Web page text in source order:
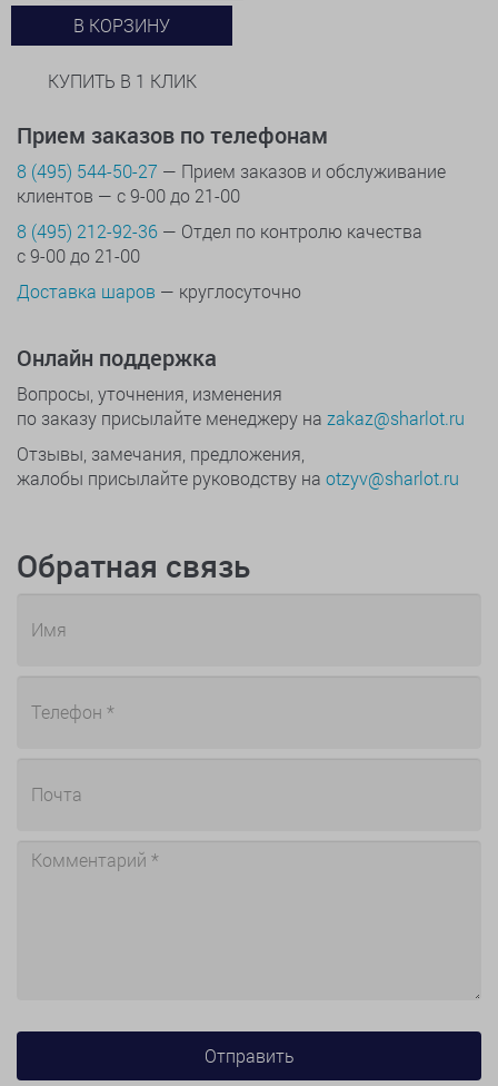
В КОРЗИНУ
КУПИТЬ В 1 КЛИК
Прием заказов по телефонам
8 (495) 544-50-27 — Прием заказов и обслуживание
клиентов — с 9-00 до 21-00
8 (495) 212-92-36 — Отдел по контролю качества
с 9-00 до 21-00
Доставка шаров — круглосуточно
Онлайн поддержка
Вопросы, уточнения, изменения
по заказу присылайте менеджеру на zakaz@sharlot.ru
Отзывы, замечания, предложения,
жалобы присылайте руководству на otzyv@sharlot.ru
Обратная связь